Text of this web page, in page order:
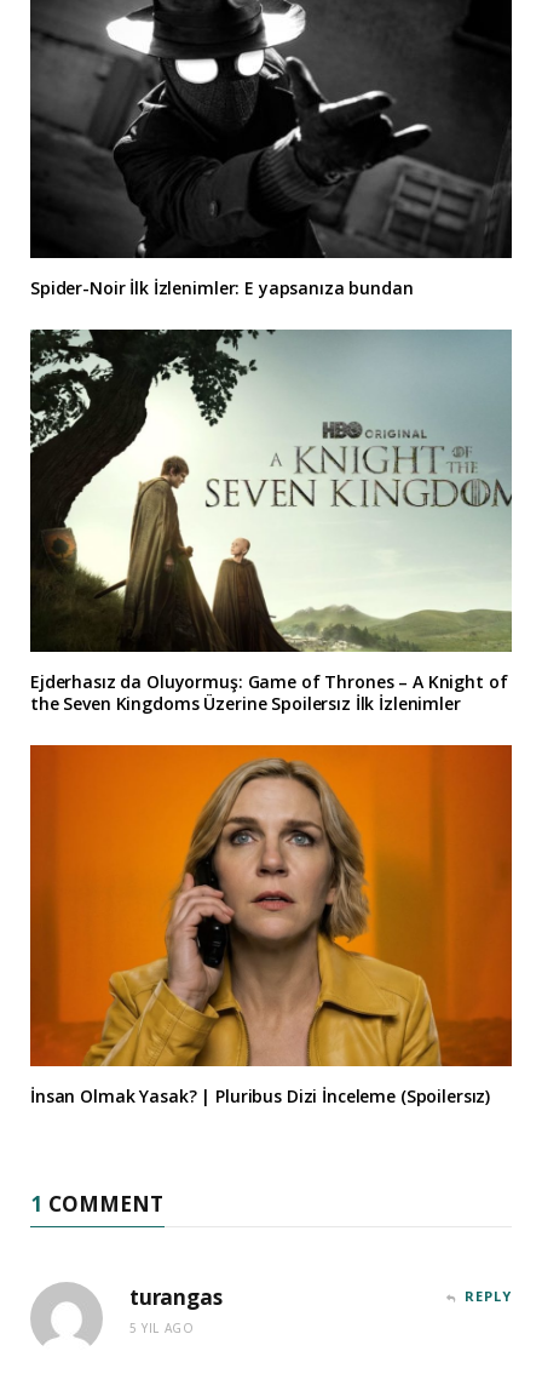
Spider-Noir İlk İzlenimler: E yapsanıza bundan
Ejderhasız da Oluyormuş: Game of Thrones – A Knight of
the Seven Kingdoms Üzerine Spoilersız İlk İzlenimler
İnsan Olmak Yasak? | Pluribus Dizi İnceleme (Spoilersız)
1 COMMENT
turangas
5 YIL AGO
REPLY